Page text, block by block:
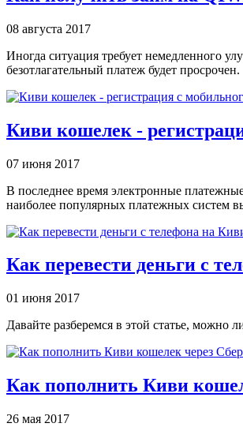
08 августа 2017
Иногда ситуация требует немедленного
безотлагательный платеж будет просрочен.
Киви кошелек -
07 июня 2017
В последнее время электронные
наиболее популярных платежных систем
Как перевести деньги с
01 июня 2017
Давайте разберемся в этой статье, можно
Как пополнить Киви
26 мая 2017